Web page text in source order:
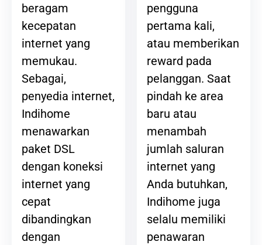
beragam
kecepatan
internet yang
memukau.
Sebagai,
penyedia internet,
Indihome
menawarkan
paket DSL
dengan koneksi
internet yang
cepat
dibandingkan
dengan
pengguna
pertama kali,
atau memberikan
reward pada
pelanggan. Saat
pindah ke area
baru atau
menambah
jumlah saluran
internet yang
Anda butuhkan,
Indihome juga
selalu memiliki
penawaran